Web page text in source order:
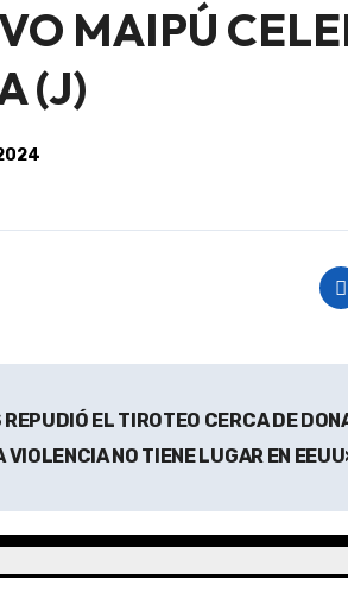
MAIPÚ
(J)
EL TIROTEO CERCA DE
VIOLENCIA NO TIENE LUGAR EN